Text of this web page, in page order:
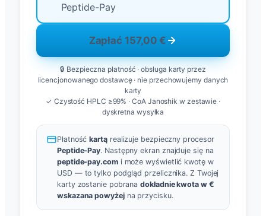
Peptide-Pay
Zapłać 157,00 €
🔒 Bezpieczna płatność · obsługa karty przez
licencjonowanego dostawcę · nie przechowujemy danych
karty
✓ Czystość HPLC ≥99% · CoA Janoshik w zestawie ·
dyskretna wysyłka
Płatnośćkartąrealizuje bezpieczny procesor
Peptide-Pay. Następny ekran znajduje się na
peptide‑pay.comi może wyświetlić kwotę w
USD — to tylko podgląd przelicznika. Z Twojej
karty zostanie pobranadokładnie kwota w €
wskazana powyżejna przycisku.